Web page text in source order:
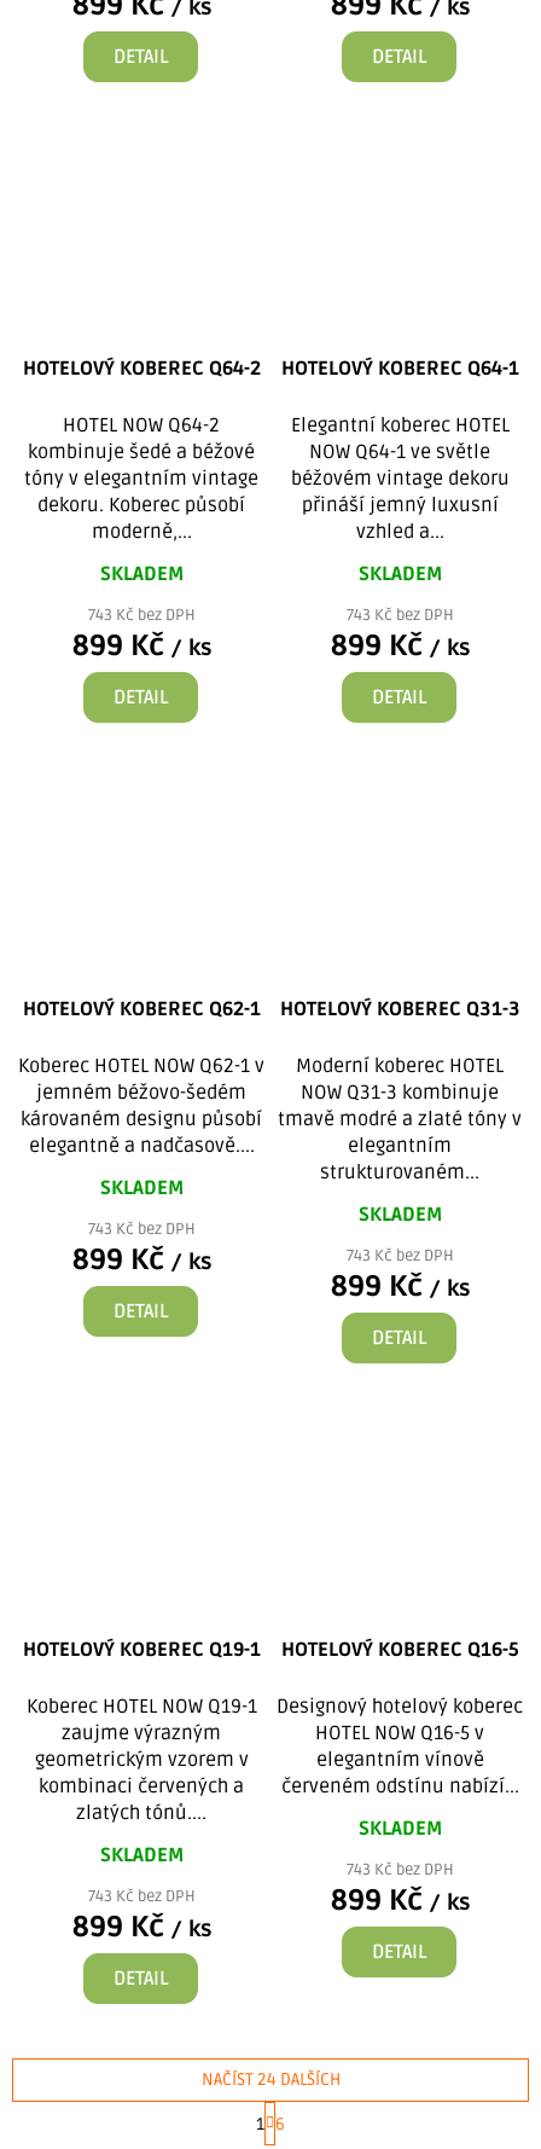
/ ks
DETAIL
/ ks
DETAIL
HOTELOVÝ KOBEREC Q64-2
HOTEL NOW Q64-2
kombinuje šedé a béžové
tóny v elegantním vintage
dekoru. Koberec působí
moderně,...
SKLADEM
743 Kč bez DPH
899 Kč / ks
DETAIL
HOTELOVÝ KOBEREC Q64-1
Elegantní koberec HOTEL
NOW Q64-1 ve světle
béžovém vintage dekoru
přináší jemný luxusní
vzhled a...
SKLADEM
743 Kč bez DPH
899 Kč / ks
DETAIL
HOTELOVÝ KOBEREC Q62-1
Koberec HOTEL NOW Q62-1 v
jemném béžovo-šedém
károvaném designu působí
elegantně a nadčasově....
SKLADEM
743 Kč bez DPH
899 Kč / ks
DETAIL
HOTELOVÝ KOBEREC Q31-3
Moderní koberec HOTEL
NOW Q31-3 kombinuje
tmavě modré a zlaté tóny v
elegantním
strukturovaném...
SKLADEM
743 Kč bez DPH
899 Kč / ks
DETAIL
HOTELOVÝ KOBEREC Q19-1
Koberec HOTEL NOW Q19-1
zaujme výrazným
geometrickým vzorem v
kombinaci červených a
zlatých tónů....
SKLADEM
743 Kč bez DPH
899 Kč / ks
DETAIL
HOTELOVÝ KOBEREC Q16-5
Designový hotelový koberec
HOTEL NOW Q16-5 v
elegantním vínově
červeném odstínu nabízí...
SKLADEM
743 Kč bez DPH
899 Kč / ks
DETAIL
NAČÍST 24 DALŠÍCH
S
t
1 6